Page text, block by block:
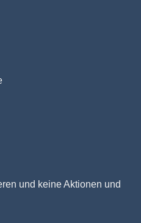
und keine Aktionen und